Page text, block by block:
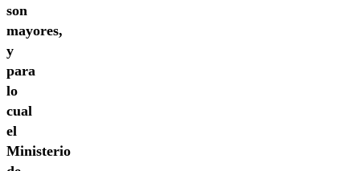
son
mayores,
y
para
lo
cual
el
Ministerio